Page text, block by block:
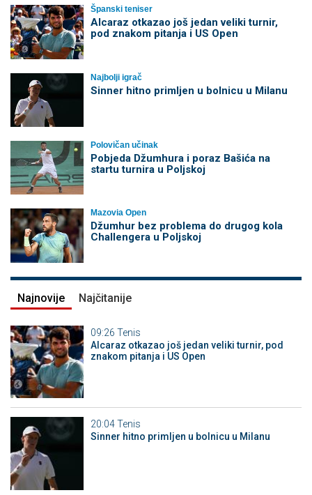
Španski teniser
Alcaraz otkazao još jedan veliki turnir,
pod znakom pitanja i US Open
Najbolji igrač
Sinner hitno primljen u bolnicu u Milanu
Polovičan učinak
Pobjeda Džumhura i poraz Bašića na
startu turnira u Poljskoj
Mazovia Open
Džumhur bez problema do drugog kola
Challengera u Poljskoj
Najnovije Najčitanije
09:26 Tenis
Alcaraz otkazao još jedan veliki turnir, pod
znakom pitanja i US Open
20:04Tenis
Sinner hitno primljen u bolnicu u Milanu